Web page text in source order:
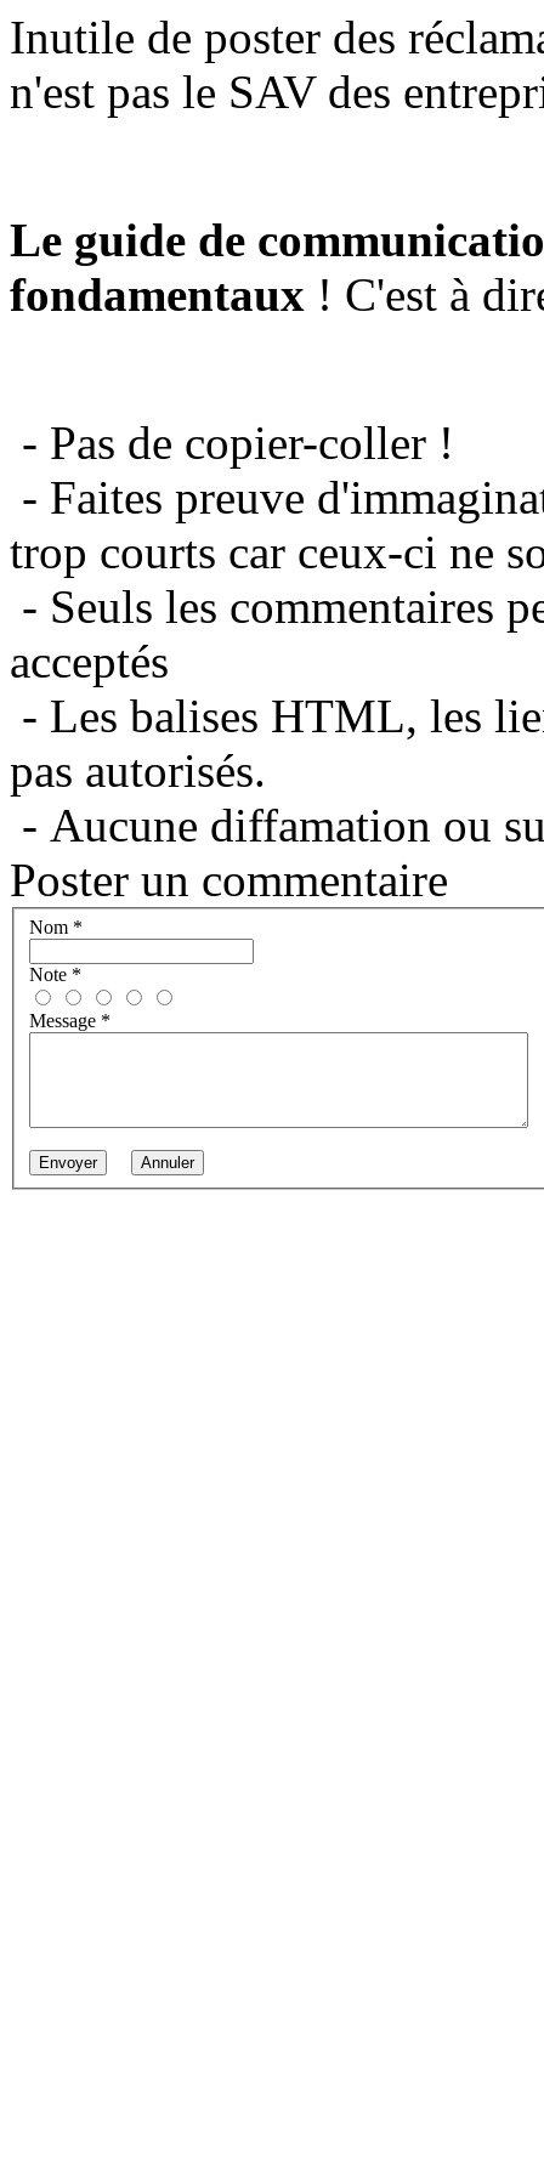
Inutile de poster des
n'est pas le SAV des
Le guide de
fondamentaux ! C'est à
- Pas de copier-coller !
- Faites preuve
trop courts car ceux-ci ne
- Seuls les commentaires
acceptés
- Les balises HTML, les
pas autorisés.
- Aucune diffamation ou
Poster un commentaire
Nom *
Note *
Message *